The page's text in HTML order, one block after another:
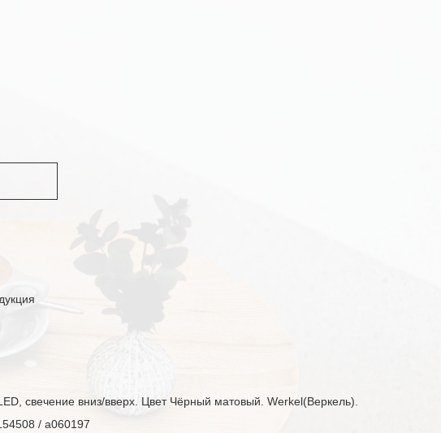
свечение вниз/вверх. Цвет Чёрный матовый. Werkel(Веркель).
/ a060197